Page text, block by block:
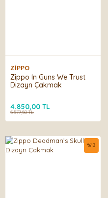
ZİPPO
Zippo In Guns We Trust
Dizayn Çakmak
4.850,00 TL
5.577,50 TL
%13